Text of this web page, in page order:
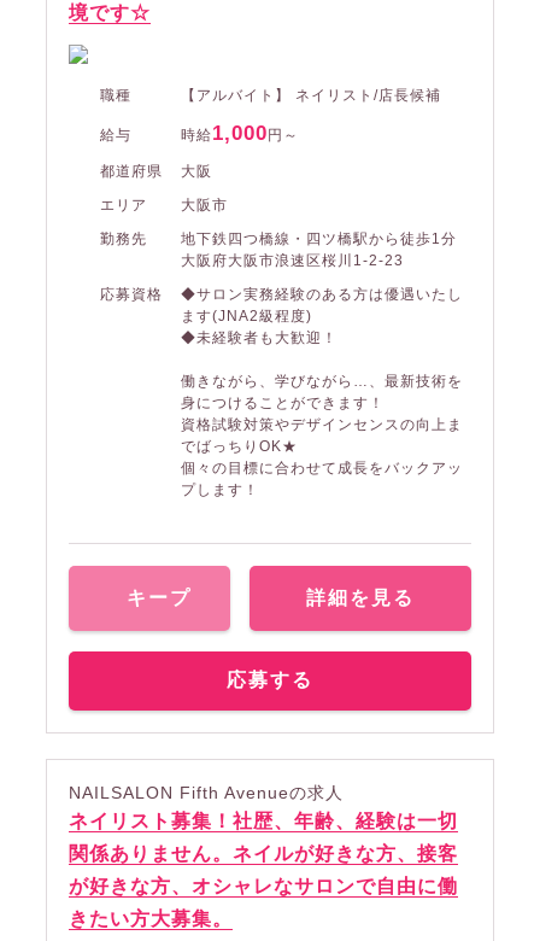
境です☆
職種 【アルバイト】 ネイリスト/店長候補
給与 時給1,000円～
都道府県
大阪
エリア
大阪市
勤務先
地下鉄四つ橋線・四ツ橋駅から徒歩1分
大阪府大阪市浪速区桜川1-2-23
応募資格
◆サロン実務経験のある方は優遇いたし
ます(JNA2級程度)
◆未経験者も大歓迎！
働きながら、学びながら…、最新技術を
身につけることができます！
資格試験対策やデザインセンスの向上ま
でばっちりOK★
個々の目標に合わせて成長をバックアッ
プします！
キープ 詳細を見る
応募する
NAILSALON Fifth Avenueの求人
ネイリスト募集！社歴、年齢、経験は一切
関係ありません。ネイルが好きな方、接客
が好きな方、オシャレなサロンで自由に働
きたい方大募集。